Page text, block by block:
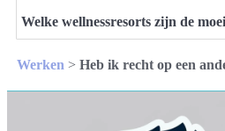
Welke wellnessresorts zijn de
Werken > Heb ik recht op een